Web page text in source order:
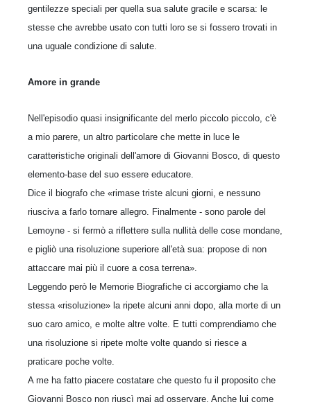
gentilezze speciali per quella sua salute gracile e scarsa: le
stesse che avrebbe usato con tutti loro se si fossero trovati in
una uguale con­dizione di salute.
Amore in grande
Nell'episodio quasi insignificante del merlo piccolo piccolo, c'è
a mio parere, un altro particolare che mette in luce le
caratteristiche originali dell'amore di Gio­vanni Bosco, di questo
elemento-base del suo essere educatore.
Dice il biografo che «rimase triste alcuni giorni, e nessuno
riusciva a farlo tor­nare allegro. Finalmente - sono parole del
Lemoyne - si fermò a riflettere sulla nullità delle cose mondane,
e pigliò una risoluzione superiore all'età sua: propose di non
attaccare mai più il cuore a cosa terrena».
Leggendo però le Memorie Biografiche ci accorgiamo che la
stessa «risoluzione» la ripete alcuni anni dopo, alla morte di un
suo caro amico, e molte altre volte. E tutti comprendiamo che
una risoluzione si ripete molte volte quando si riesce a
praticare poche volte.
A me ha fatto piacere costatare che questo fu il proposito che
Giovanni Bosco non riuscì mai ad osservare. Anche lui come